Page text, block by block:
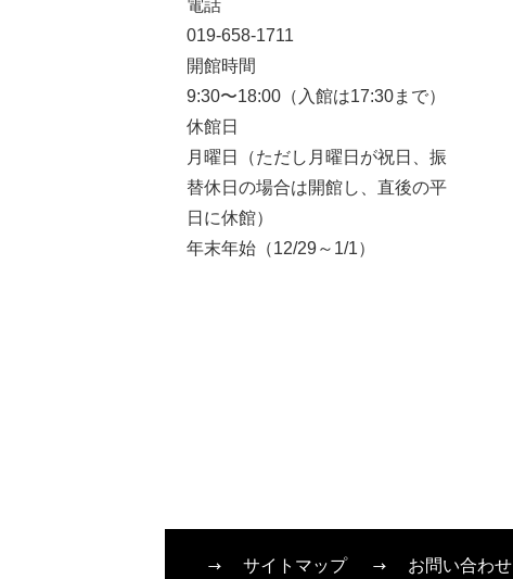
電話
019-658-1711
開館時間
9:30〜18:00（入館は17:30まで）
休館日
月曜日（ただし月曜日が祝日、振
替休日の場合は開館し、直後の平
日に休館）
年末年始（12/29～1/1）
サイトマップ お問い合わせ